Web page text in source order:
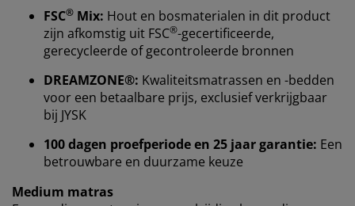
FSC® Mix: Hout en bosmaterialen in dit product
zijn afkomstig uit FSC®-gecertificeerde,
gerecycleerde of gecontroleerde bronnen
DREAMZONE®: Kwaliteitsmatrassen en -bedden
voor een betaalbare prijs, exclusief verkrijgbaar
bij JYSK
100 dagen proefperiode en 25 jaar garantie: Een
betrouwbare en duurzame keuze
Medium matras
Wij personaliseren jouw ervaring
Bij JYSK gebruiken we cookies en mobiele
identificatoren om je een goede ervaring te bieden
tijdens het bezoeken van onze website. Cookies
verzamelen informatie over jou om functionaliteit,
statistieken en relevante marketing te waarborgen.
Wanneer je marketingcookies accepteert, delen we je
Google, Meta en Tiktok) voor gepersonaliseerde en